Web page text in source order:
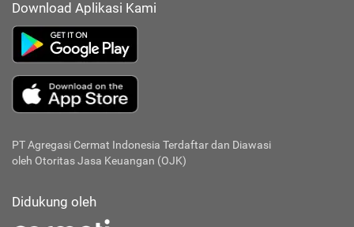
Download Aplikasi Kami
PT Agregasi Cermat Indonesia Terdaftar dan Diawasi
oleh Otoritas Jasa Keuangan (OJK)
Didukung oleh